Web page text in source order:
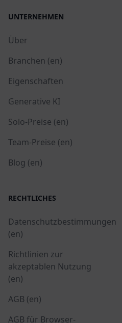
UNTERNEHMEN
Über
Branchen (en)
Eigenschaften
Generative KI
Solo-Preise (en)
Team-Preise (en)
Blog (en)
RECHTLICHES
Datenschutzbestimmungen
(en)
Richtlinien zur
akzeptablen Nutzung
(en)
AGB (en)
AGB für Browser-